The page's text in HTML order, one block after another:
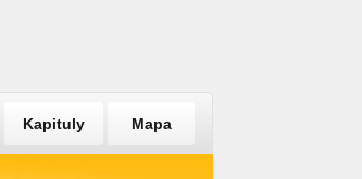
Kapituly Mapa